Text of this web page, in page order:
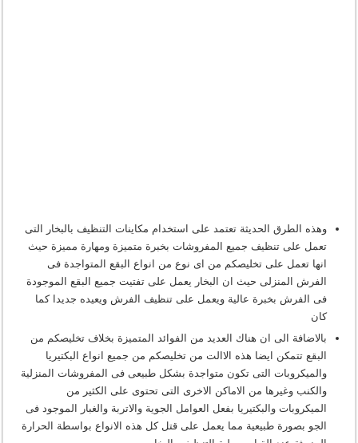
وهذه الطرق الحديثة تعتمد على استخدام مكاينات التنظيف بالبخار التى
تعمل على تنظيف جميع المفروشات بخبرة متميزة ومهارة مميزة حيث
انها تعمل على تخليصكم من اى نوع من انواع البقع المتواجدة فى
الفرش المنزلى حيث ان البخار يعمل على تفتيت جميع البقع الموجودة
فى الفرش بخبرة عالية ويعمل على تنظيف الفرش ويعيده جديدا كما
كان
بالاضافة الى ان هناك العديد من الفوائد المتميزة بخلاف تخليصكم من
البقع تتمكن ايضا هذه الاالت من تخليصكم من جميع انواع البكتيريا
والميكروبات التى تكون متواجدة بشكل طبيعى فى المفروشات المنزلية
والكنب وغيرها من الاماكن الاخرى التى تحتوى على الكثير من
الميكروبات والبكتيريا بفعل العوامل الجوية والاتربة والغبار الموجود فى
الجو بصورة طبيعية مما يعمل على قتل كل هذه الانواع بواسطة الحرارة